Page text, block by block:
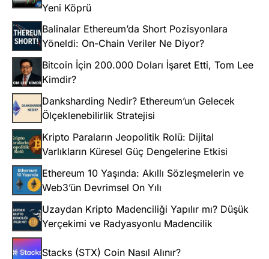
Yeni Köprü
Balinalar Ethereum’da Short Pozisyonlara
Yöneldi: On-Chain Veriler Ne Diyor?
Bitcoin İçin 200.000 Doları İşaret Etti, Tom Lee
Kimdir?
Danksharding Nedir? Ethereum’un Gelecek
Ölçeklenebilirlik Stratejisi
Kripto Paraların Jeopolitik Rolü: Dijital
Varlıkların Küresel Güç Dengelerine Etkisi
Ethereum 10 Yaşında: Akıllı Sözleşmelerin ve
Web3’ün Devrimsel On Yılı
Uzaydan Kripto Madenciliği Yapılır mı? Düşük
Yerçekimi ve Radyasyonlu Madencilik
Stacks (STX) Coin Nasıl Alınır?